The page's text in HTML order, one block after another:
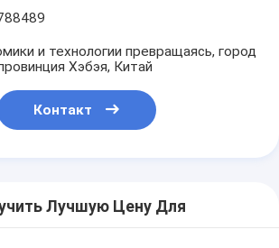
и технологии превращаясь, город
Хэбэя, Китай
Контакт
Лучшую Цену Для